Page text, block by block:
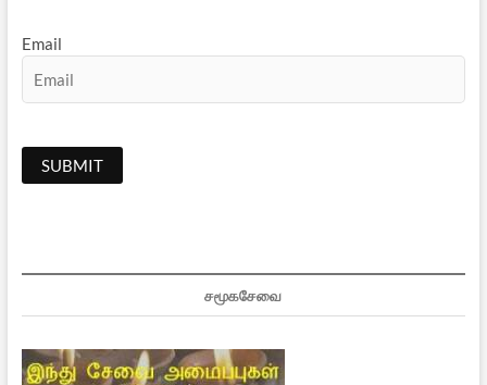
Email
சமூகசேவை